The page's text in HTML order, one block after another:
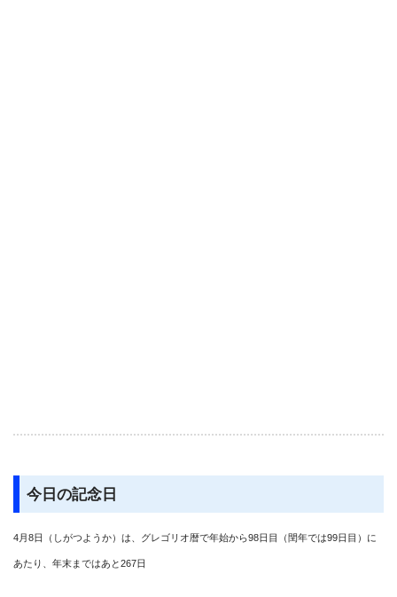
今日の記念日
4月8日（しがつようか）は、グレゴリオ暦で年始から98日目（閏年では99日目）に
あたり、年末まではあと267日